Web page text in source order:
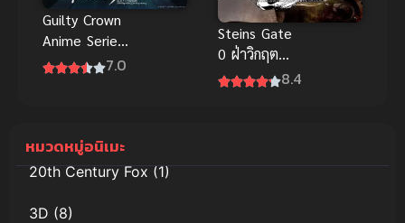
Guilty Crown
Anime Series
ปฏิวัติหัตถ์7.0
Steins Gate
0 ฝ่าวิกฤต
พิชิตกาลเวลา
8.4
หมวดหมู่อนิเมะ
20th Century Fox(1)
3D (8)